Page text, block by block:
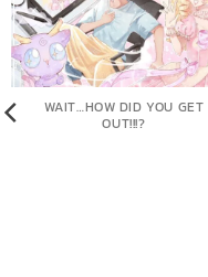
WAIT…HOW DID YOU GET
OUT!!!?